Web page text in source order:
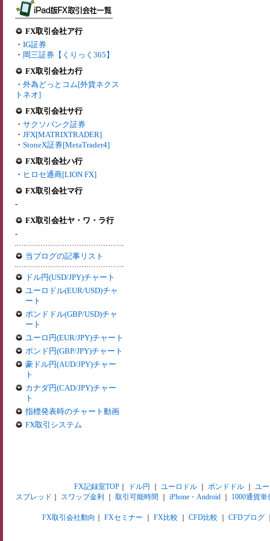
FX取引会社ア行
・ IG証券
・ 岡三証券【くりっく365】
FX取引会社カ行
・ 外為どっとコム[外貨ネクス
トネオ]
FX取引会社サ行
・ サクソバンク証券
・ JFX[MATRIXTRADER]
・ StoneX証券[MetaTrader4]
FX取引会社ハ行
・ ヒロセ通商[LION FX]
FX取引会社マ行
-
FX取引会社ヤ・ワ・ラ行
-
当ブログの記事リスト
ドル円(USD/JPY)チャート
ユーロドル(EUR/USD)チャ
ート
ポンドドル(GBP/USD)チャ
ート
ユーロ円(EUR/JPY)チャート
ポンド円(GBP/JPY)チャート
豪ドル円(AUD/JPY)チャー
ト
カナダ円(CAD/JPY)チャー
ト
指標発表時のチャート動画
FX取引システム
FX記録室TOP｜ ドル円 ユーロドル｜ ポンドドル｜ ユ
スプレッド
スワップ金利 取引可能時間 iPhone・Android 1000通貨単
FX取引会社動向 FXセミナー FX比較 CFD比較 CFDブログ